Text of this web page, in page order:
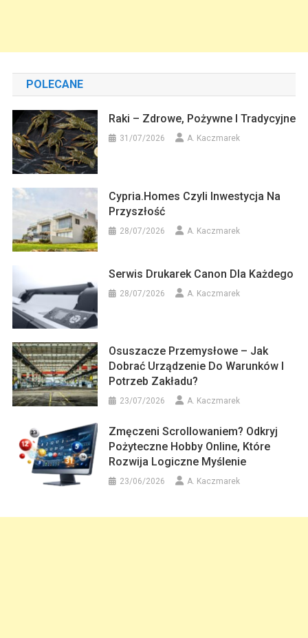
POLECANE
Raki – Zdrowe, Pożywne I Tradycyjne
31/07/2026 A. Kaczmarek
Cypria.homes Czyli Inwestycja Na
Przyszłość
28/07/2026 A. Kaczmarek
Serwis Drukarek Canon Dla Każdego
28/07/2026 A. Kaczmarek
Osuszacze Przemysłowe – Jak
Dobrać Urządzenie Do Warunków I
Potrzeb Zakładu?
23/07/2026 A. Kaczmarek
Zmęczeni Scrollowaniem? Odkryj
Pożyteczne Hobby Online, Które
Rozwija Logiczne Myślenie
23/06/2026 A. Kaczmarek